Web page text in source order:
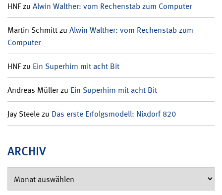
HNFzu Alwin Walther: vom Rechenstab zum Computer
Martin Schmittzu Alwin Walther: vom Rechenstab zum
Computer
HNFzu Ein Superhirn mit acht Bit
Andreas Müllerzu Ein Superhirn mit acht Bit
Jay Steelezu Das erste Erfolgsmodell: Nixdorf 820
ARCHIV